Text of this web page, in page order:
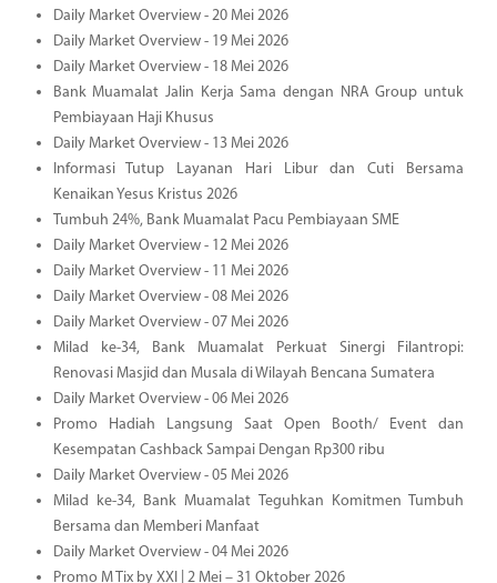
Daily Market Overview - 20 Mei 2026
Daily Market Overview - 19 Mei 2026
Daily Market Overview - 18 Mei 2026
Bank Muamalat Jalin Kerja Sama dengan NRA Group untuk
Pembiayaan Haji Khusus
Daily Market Overview - 13 Mei 2026
Informasi Tutup Layanan Hari Libur dan Cuti Bersama
Kenaikan Yesus Kristus 2026
Tumbuh 24%, Bank Muamalat Pacu Pembiayaan SME
Daily Market Overview - 12 Mei 2026
Daily Market Overview - 11 Mei 2026
Daily Market Overview - 08 Mei 2026
Daily Market Overview - 07 Mei 2026
Milad ke-34, Bank Muamalat Perkuat Sinergi Filantropi:
Renovasi Masjid dan Musala di Wilayah Bencana Sumatera
Daily Market Overview - 06 Mei 2026
Promo Hadiah Langsung Saat Open Booth/ Event dan
Kesempatan Cashback Sampai Dengan Rp300 ribu
Daily Market Overview - 05 Mei 2026
Milad ke-34, Bank Muamalat Teguhkan Komitmen Tumbuh
Bersama dan Memberi Manfaat
Daily Market Overview - 04 Mei 2026
Promo M Tix by XXI | 2 Mei – 31 Oktober 2026